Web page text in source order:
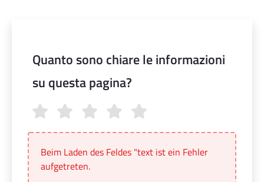
Quanto sono chiare le informazioni
su questa pagina?
Quanto sono chiare le informazioni su questa pagina?
Beim Laden des Feldes "text ist ein Fehler
aufgetreten.